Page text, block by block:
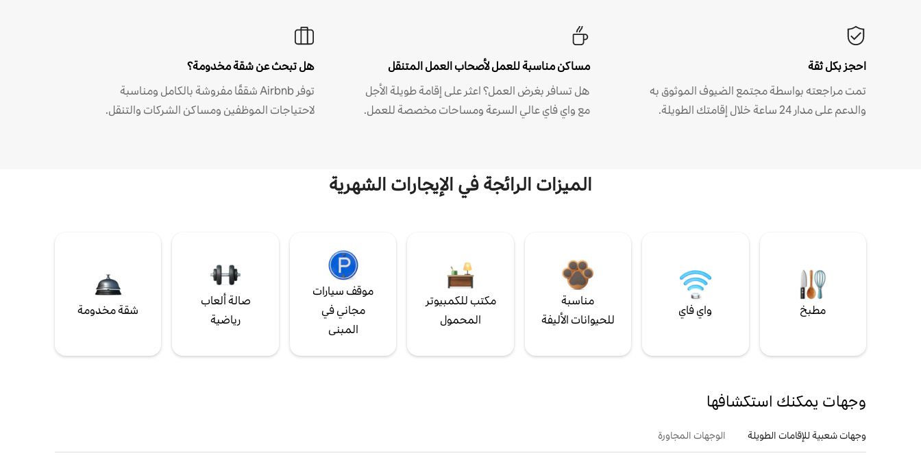
احجز بكل ثقة
تمت مراجعته بواسطة مجتمع الضيوف الموثوق به
والدعم على مدار 24 ساعة خلال إقامتك الطويلة.
مساكن مناسبة للعمل لأصحاب العمل المتنقل
هل تسافر بغرض العمل؟ اعثر على إقامة طويلة الأجل
مع واي فاي عالي السرعة ومساحات مخصصة للعمل.
هل تبحث عن شقة مخدومة؟
توفر Airbnb شققًا مفروشة بالكامل ومناسبة
لاحتياجات الموظفين ومساكن الشركات والتنقل.
الميزات الرائجة في الإيجارات الشهرية
مطبخ واي فاي
مناسبة
للحيوانات الأليفة
مكتب للكمبيوتر
المحمول
موقف سيارات
مجاني في
المبنى
صالة ألعاب
رياضية
شقة مخدومة
وجهات يمكنك استكشافها
وجهات شعبية للإقامات الطويلة الوجهات المجاورة